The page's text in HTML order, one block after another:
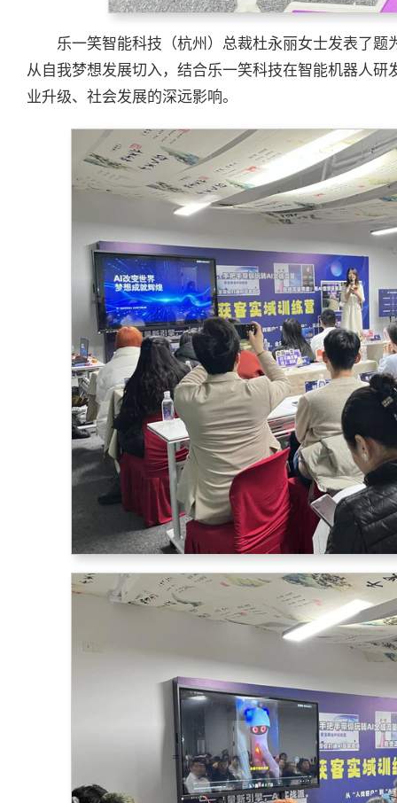
乐一笑智能科技（杭州）总裁杜永丽女士发表了
从自我梦想发展切入，结合乐一笑科技在智能机器人
业升级、社会发展的深远影响。